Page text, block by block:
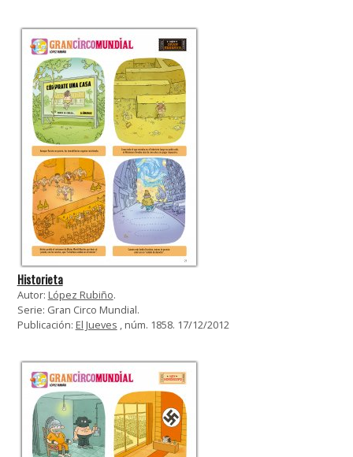
Historieta
Autor: López Rubiño.
Serie: Gran Circo Mundial.
Publicación: El Jueves , núm. 1858. 17/12/2012